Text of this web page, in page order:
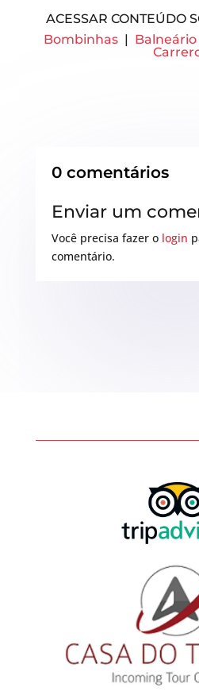
ACESSAR CONTEÚDO
Bombinhas|
0 comentários
Enviar um
Você precisa fazer o login
comentário.